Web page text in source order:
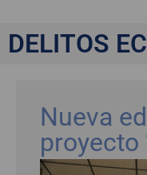
DELITOS
Nueva
proyecto